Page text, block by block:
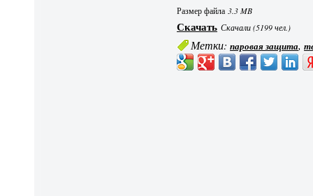
Размер файла3.3 MB
Скачать Скачали (5199 чел.)
Метки:паровая защита,